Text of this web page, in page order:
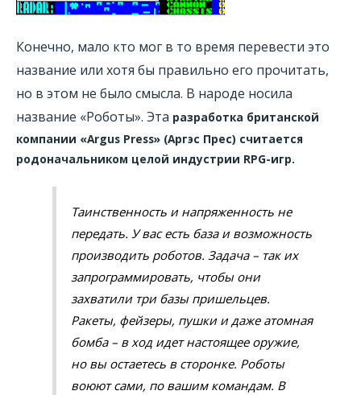
Конечно, мало кто мог в то время перевести это
название или хотя бы правильно его прочитать,
но в этом не было смысла. В народе носила
название «Роботы». Эта разработка британской
компании «Argus Press» (Аргэс Прес) считается
родоначальником целой индустрии RPG-игр.
Таинственность и напряженность не
передать. У вас есть база и возможность
производить роботов. Задача – так их
запрограммировать, чтобы они
захватили три базы пришельцев.
Ракеты, фейзеры, пушки и даже атомная
бомба – в ход идет настоящее оружие,
но вы остаетесь в сторонке. Роботы
воюют сами, по вашим командам. В